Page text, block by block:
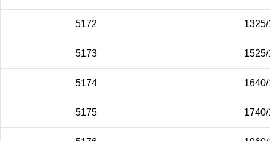
5172
5173
5174
5175